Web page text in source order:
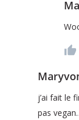
j’ai fait le
pas